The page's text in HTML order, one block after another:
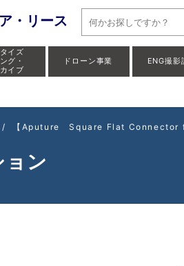
【Aputure Square Flat
・リース
イズ
グ・
イブ
ドローン事業 ENG撮影
/ 【Aputure Square Flat Connector
ン